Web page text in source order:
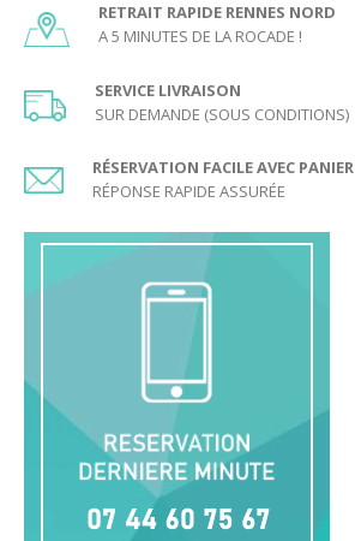
RETRAIT RAPIDE RENNES NORD
A 5 MINUTES DE LA ROCADE !
SERVICE LIVRAISON
SUR DEMANDE (SOUS CONDITIONS)
RÉSERVATION FACILE AVEC PANIER
RÉPONSE RAPIDE ASSURÉE